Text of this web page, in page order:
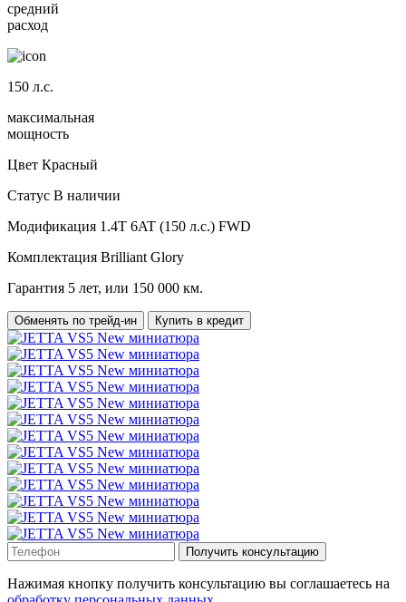
средний
расход
150 л.с.
максимальная
мощность
Цвет Красный
Статус В наличии
Модификация 1.4T 6AT (150 л.с.) FWD
Комплектация Brilliant Glory
Гарантия 5 лет, или 150 000 км.
Обменять по трейд-ин Купить в кредит
Получить консультацию
Нажимая кнопку получить консультацию вы соглашаетесь на